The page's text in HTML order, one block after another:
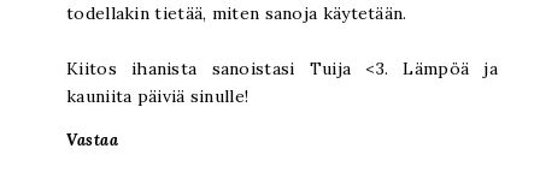
todellakin tietää, miten sanoja käytetään.
Kiitos ihanista sanoistasi Tuija <3. Lämpöä ja
kauniita päiviä sinulle!
Vastaa